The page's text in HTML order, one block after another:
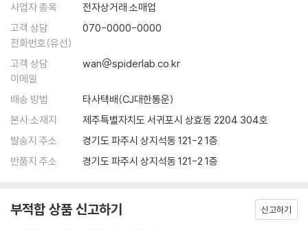
하나요?
A : [긴 침묵] 신이 간섭합니다. ---「웨스 앤더슨 : 세 번째 인터뷰」중에서
츠바이크의 알프스 별장과 그랜드 부다페스트 호텔은 분명히 연결된다. 이
연결은 꼬리를 무는 연상 작용을 선언한다. 유럽의 사라진 과거를 찬양하
어먹게 추잡한 곰보 파시스트 개자식’의 손에 넘어가거나 폭격에 재가 될
지 모를 가능성을 미리 막으려는 구스타브, 구스타브의 스토리를 적당한
때에 전달하려는 늙은 제로, 프롤로그를 방해하다가 옆에 서 있는 손자로
대표되는 미래 세대에게 다시 스토리를 전달하려는 ‘작가’. 이 모든 노력이
구스타브의 스토리는 그랜드 부다페스트이고, 그랜드 부다페스트는 츠바
이크의 알프스 별장이고 오스트리아고 유럽이고 모든 것이다. 그리고 사라
으로 보기에는 칠칠치 못한 껑충한 소년처럼 보인다. 실제로 『로얄 테넌바
움』에서 함께 작업했던 배우 안젤리카 휴스턴은 첫 만남에서 그를 십대 후
반으로 착각했다고 회상한다(웨스 앤더슨은 1969년생이다).
웨스 앤더슨에게 영화는 개인적 기억의 일부이기도 하다. 10살 때 부모가
이혼하자, 그는 거짓말과 난폭한 돌발행위로 학교생활을 망가뜨렸다. 그러
나 그의 상황을 알게 된 학교 선생님(조력자)이 영화광이던 그가 몰두할
앤더슨은 스스로 주연까지 겸하며 원치 않는 친구들에게 강제로 사인을 해
주는 등 만족스런 학창 시절을 보내게 되었다. 이후 연극과 문학으로 관심
사업자 종목
전자상거래 소매업
고객 상담
전화번호(유선)
070-0000-0000
고객 상담
이메일
wan@spiderlab.co.kr
배송 방법
타사택배(CJ대한통운)
본사 소재지
제주특별자치도 서귀포시 상효동 2204 304호
발송지 주소
경기도 파주시 상지석동 121-2 1층
반품지 주소
경기도 파주시 상지석동 121-2 1층
부적합 상품 신고하기 신고하기